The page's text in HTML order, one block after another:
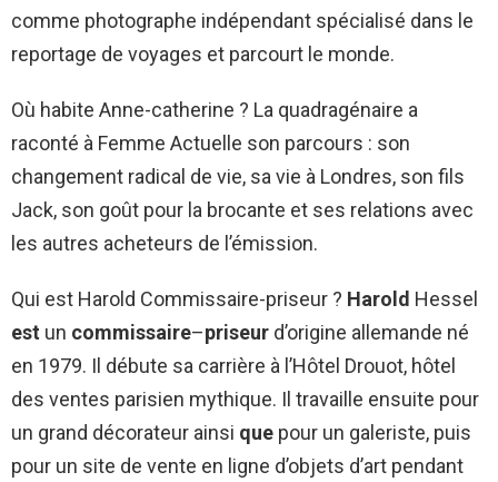
comme photographe indépendant spécialisé dans le
reportage de voyages et parcourt le monde.
Où habite Anne-catherine ? La quadragénaire a
raconté à Femme Actuelle son parcours : son
changement radical de vie, sa vie à Londres, son fils
Jack, son goût pour la brocante et ses relations avec
les autres acheteurs de l’émission.
Qui est Harold Commissaire-priseur ? Harold Hessel
est un commissaire–priseur d’origine allemande né
en 1979. Il débute sa carrière à l’Hôtel Drouot, hôtel
des ventes parisien mythique. Il travaille ensuite pour
un grand décorateur ainsi que pour un galeriste, puis
pour un site de vente en ligne d’objets d’art pendant